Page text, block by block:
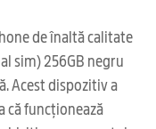
de înaltă calitate
sim) 256GB negru
Acest dispozitiv a
că funcționează